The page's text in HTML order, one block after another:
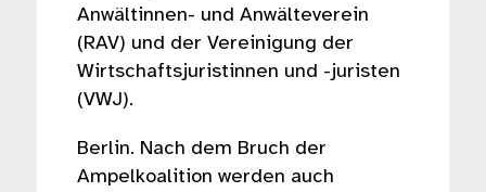
Anwältinnen- und Anwälteverein
(RAV) und der Vereinigung der
Wirtschaftsjuristinnen und -juristen
(VWJ).
Berlin. Nach dem Bruch der
Ampelkoalition werden auch